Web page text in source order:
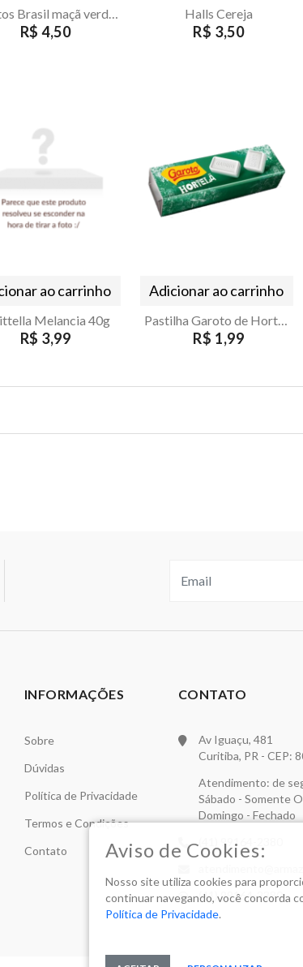
Mentos Brasil maçã verde e limão 37,5g
R$ 4,50
Halls Cereja
R$ 3,50
ao carrinho
Melancia 40g
R$ 3,99
Adicionar ao carrinho
Pastilha Garoto de Hortela 17g
R$ 1,99
INFORMAÇÕES
Sobre
Dúvidas
Política de Privacidade
Termos e Condições
Contato
CONTATO
Av Iguaçu, 481
Curitiba, PR - CEP:
Atendimento: de
Sábado - Somente
Domingo - Fechado
(41) 99164-2380
(41) 99164-2380
Aviso de Cookies:
Nosso site utiliza cookies para
continuar navegando, você concorda
Política de Privacidade.